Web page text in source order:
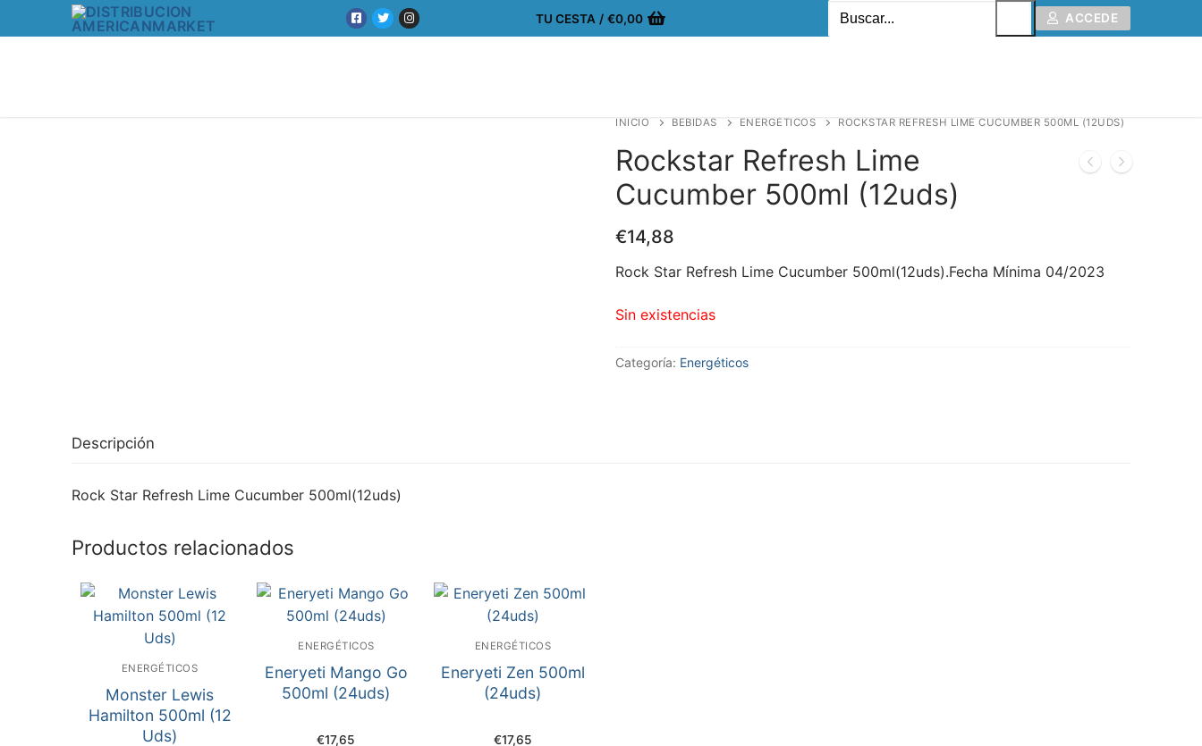
TU CESTA / €0,00 ACCEDE
INICIO BEBIDAS ENERGÉTICOS ROCKSTAR REFRESH LIME CUCUMBER 500ML (12UDS)
Rockstar Refresh Lime
Cucumber 500ml (12uds)
€14,88
Rock Star Refresh Lime Cucumber 500ml(12uds).Fecha Mínima 04/2023
Sin existencias
Categoría: Energéticos
Descripción
Rock Star Refresh Lime Cucumber 500ml(12uds)
Productos relacionados
ENERGÉTICOS
Monster Lewis
Hamilton 500ml (12
Uds)
ENERGÉTICOS
Eneryeti Mango Go
500ml (24uds)
€17,65
ENERGÉTICOS
Eneryeti Zen 500ml
(24uds)
€17,65